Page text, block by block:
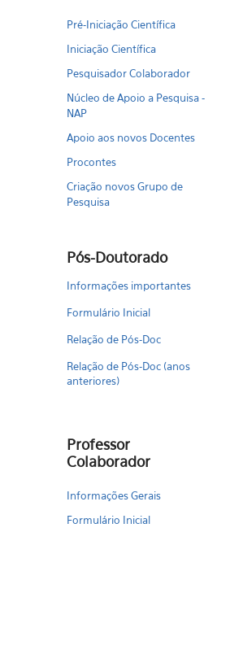
Pré-Iniciação Científica
Iniciação Científica
Pesquisador Colaborador
Núcleo de Apoio a Pesquisa -
NAP
Apoio aos novos Docentes
Procontes
Criação novos Grupo de
Pesquisa
Pós-Doutorado
Informações importantes
Formulário Inicial
Relação de Pós-Doc
Relação de Pós-Doc (anos
anteriores)
Professor
Colaborador
Informações Gerais
Formulário Inicial